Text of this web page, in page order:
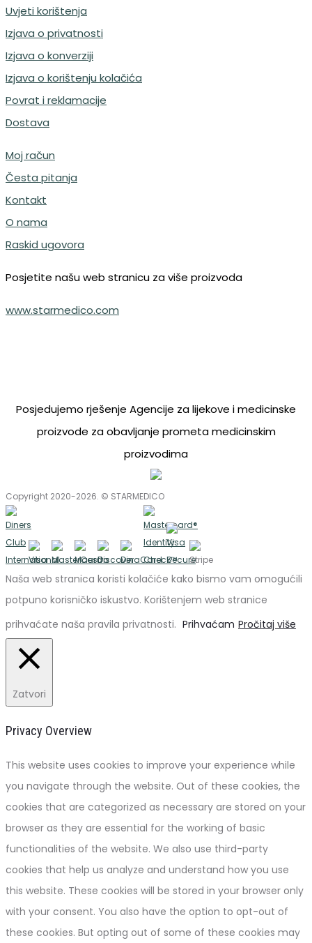
Uvjeti korištenja
Izjava o privatnosti
Izjava o konverziji
Izjava o korištenju kolačića
Povrat i reklamacije
Dostava
Moj račun
Česta pitanja
Kontakt
O nama
Raskid ugovora
Posjetite našu web stranicu za više proizvoda
www.starmedico.com
Posjedujemo rješenje Agencije za lijekove i medicinske
proizvode za obavljanje prometa medicinskim
proizvodima
Copyright 2020-2026. © STARMEDICO
Naša web stranica koristi kolačiće kako bismo vam omogućili
potpuno korisničko iskustvo. Korištenjem web stranice
prihvaćate naša pravila privatnosti. Prihvaćam Pročitaj više
Zatvori
Privacy Overview
This website uses cookies to improve your experience while
you navigate through the website. Out of these cookies, the
cookies that are categorized as necessary are stored on your
browser as they are essential for the working of basic
functionalities of the website. We also use third-party
cookies that help us analyze and understand how you use
this website. These cookies will be stored in your browser only
with your consent. You also have the option to opt-out of
these cookies. But opting out of some of these cookies may